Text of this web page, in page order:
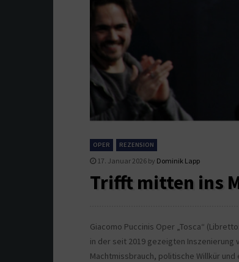
OPER REZENSION
17. Januar 2026 by Dominik Lapp
Trifft mitten ins
Giacomo Puccinis Oper „Tosca“
in der seit 2019 gezeigten Inszenierung
Machtmissbrauch, politische Willkür